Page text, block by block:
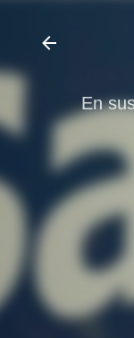
En